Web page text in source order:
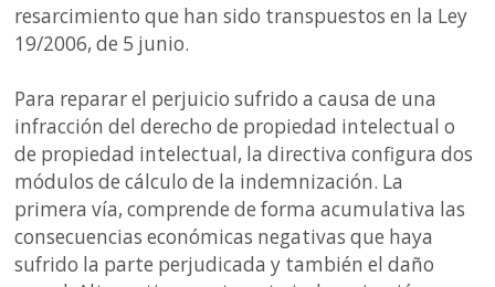
resarcimiento que han sido transpuestos en la Ley
19/2006, de 5 junio.
Para reparar el perjuicio sufrido a causa de una
infracción del derecho de propiedad intelectual o
de propiedad intelectual, la directiva configura dos
módulos de cálculo de la indemnización. La
primera vía, comprende de forma acumulativa las
consecuencias económicas negativas que haya
sufrido la parte perjudicada y también el daño